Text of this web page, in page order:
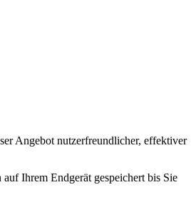
Angebot nutzerfreundlicher, effektiver
Ihrem Endgerät gespeichert bis Sie